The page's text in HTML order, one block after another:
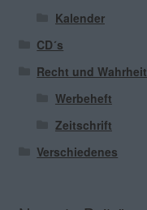
Kalender
CD´s
Recht und Wahrheit
Werbeheft
Zeitschrift
Verschiedenes